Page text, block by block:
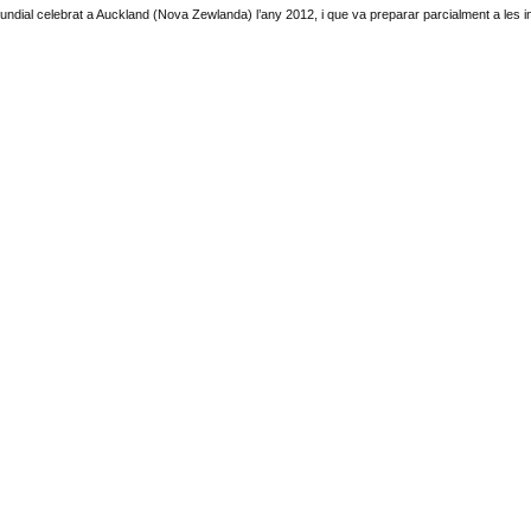
celebrat a Auckland (Nova Zewlanda) l’any 2012, i que va preparar parcialment a les